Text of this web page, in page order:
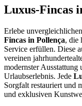
Luxus-Fincas
Erlebe
Fincas in Pollença, die
Service erfüllen. Diese
vereinen
modernster Ausstattung
Urlaubserlebnis. Jede
Sorgfalt restauriert und
und exklusiven